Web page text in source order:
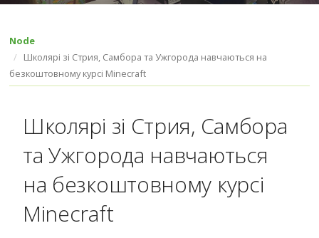
Node
Школярі зі Стрия, Самбора та Ужгорода навчаються на
безкоштовному курсі Minecraft
Школярі зі Стрия, Самбора
та Ужгорода навчаються
на безкоштовному курсі
Minecraft